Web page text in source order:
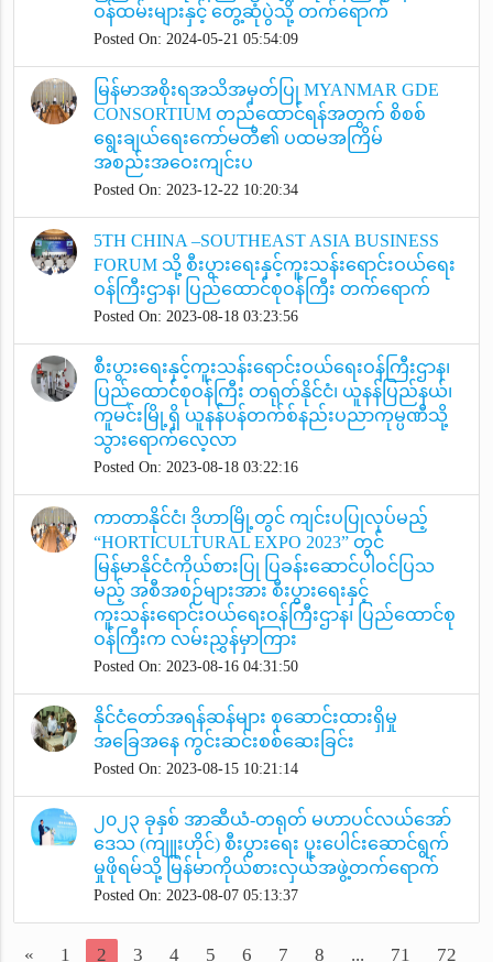
ဝန်ထမ်းများနှင့် တွေ့ဆုံပွဲသို့ တက်ရောက်
Posted On: 2024-05-21 05:54:09
မြန်မာအစိုးရအသိအမှတ်ပြု MYANMAR GDE
CONSORTIUM တည်ထောင်ရန်အတွက် စိစစ်
ရွေးချယ်ရေးကော်မတီ၏ ပထမအကြိမ်
အစည်းအဝေးကျင်းပ
Posted On: 2023-12-22 10:20:34
5TH CHINA –SOUTHEAST ASIA BUSINESS
FORUM သို့ စီးပွားရေးနှင့်ကူးသန်းရောင်းဝယ်ရေး
ဝန်ကြီးဌာန၊ ပြည်ထောင်စုဝန်ကြီး တက်ရောက်
Posted On: 2023-08-18 03:23:56
စီးပွားရေးနှင့်ကူးသန်းရောင်းဝယ်ရေးဝန်ကြီးဌာန၊
ပြည်ထောင်စုဝန်ကြီး တရုတ်နိုင်ငံ၊ ယူနန်ပြည်နယ်၊
ကူမင်းမြို့ရှိ ယူနန်ပန်တက်စ်နည်းပညာကုမ္ပဏီသို့
သွားရောက်လေ့လာ
Posted On: 2023-08-18 03:22:16
ကာတာနိုင်ငံ၊ ဒိုဟာမြို့တွင် ကျင်းပပြုလုပ်မည့်
“HORTICULTURAL EXPO 2023” တွင်
မြန်မာနိုင်ငံကိုယ်စားပြု ပြခန်းဆောင်ပါဝင်ပြသ
မည့် အစီအစဉ်များအား စီးပွားရေးနှင့်
ကူးသန်းရောင်းဝယ်ရေးဝန်ကြီးဌာန၊ ပြည်ထောင်စု
ဝန်ကြီးက လမ်းညွှန်မှာကြား
Posted On: 2023-08-16 04:31:50
နိုင်ငံတော်အရန်ဆန်များ စုဆောင်းထားရှိမှု
အခြေအနေ ကွင်းဆင်းစစ်ဆေးခြင်း
Posted On: 2023-08-15 10:21:14
၂၀၂၃ ခုနှစ် အာဆီယံ-တရုတ် မဟာပင်လယ်အော်
ဒေသ (ကျူးဟိုင်) စီးပွားရေး ပူးပေါင်းဆောင်ရွက်
မှုဖိုရမ်သို့ မြန်မာကိုယ်စားလှယ်အဖွဲ့တက်ရောက်
Posted On: 2023-08-07 05:13:37
« 1 2 3 4 5 6 7 8 ... 71 72